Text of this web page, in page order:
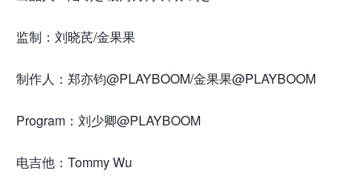
监制：刘晓芪/金果果
制作人：郑亦钧@PLAYBOOM/金果果@PLAYBOOM
Program：刘少卿@PLAYBOOM
电吉他：Tommy Wu